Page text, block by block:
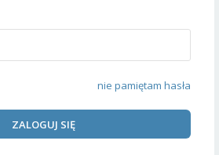
nie pamiętam hasła
ZALOGUJ SIĘ